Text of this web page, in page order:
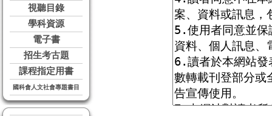
視聽目錄
學科資源
電子書
招生考古題
課程指定用書
國科會人文社會專題書目